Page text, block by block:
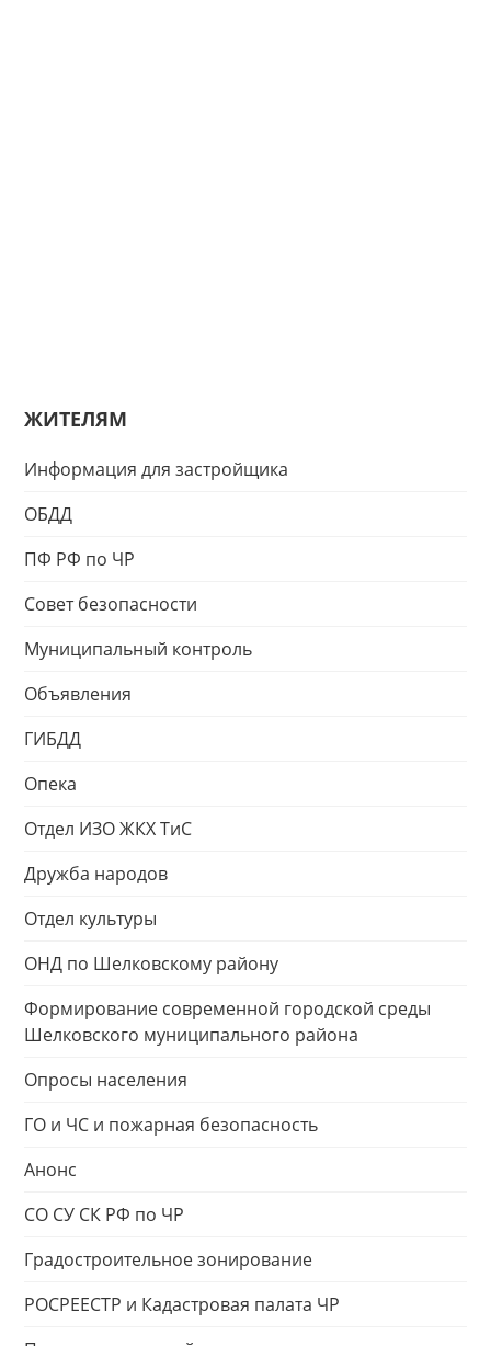
ЖИТЕЛЯМ
Информация для застройщика
ОБДД
ПФ РФ по ЧР
Совет безопасности
Муниципальный контроль
Объявления
ГИБДД
Опека
Отдел ИЗО ЖКХ ТиС
Дружба народов
Отдел культуры
ОНД по Шелковскому району
Формирование современной городской среды
Шелковского муниципального района
Опросы населения
ГО и ЧС и пожарная безопасность
Анонс
СО СУ СК РФ по ЧР
Градостроительное зонирование
РОСРЕЕСТР и Кадастровая палата ЧР